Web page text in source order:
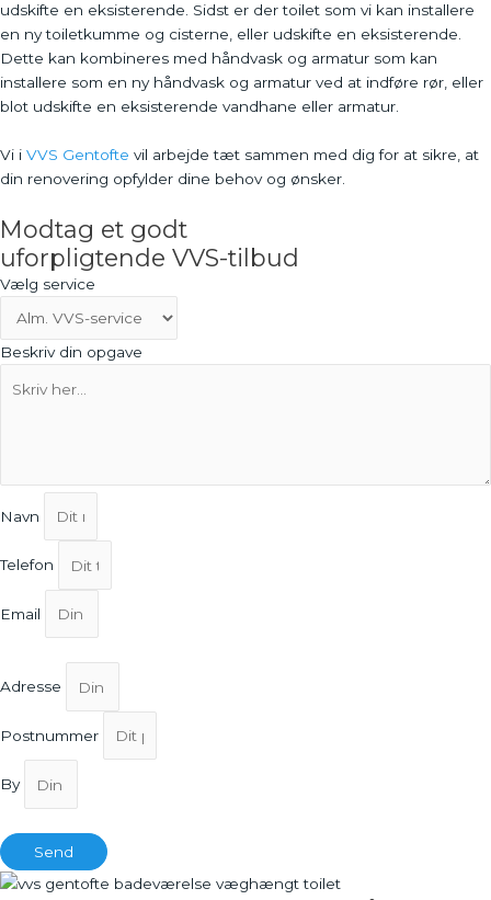
udskifte en eksisterende. Sidst er der toilet som vi kan installere
en ny toiletkumme og cisterne, eller udskifte en eksisterende.
Dette kan kombineres med håndvask og armatur som kan
installere som en ny håndvask og armatur ved at indføre rør, eller
blot udskifte en eksisterende vandhane eller armatur.
Vi i VVS Gentofte vil arbejde tæt sammen med dig for at sikre, at
din renovering opfylder dine behov og ønsker.
Modtag et godt
uforpligtende VVS-tilbud
Vælg service
Beskriv din opgave
Navn
Telefon
Email
Adresse
Postnummer
By
Send